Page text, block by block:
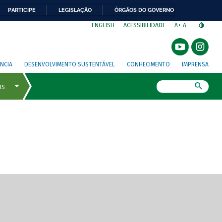
PARTICIPE LEGISLAÇÃO ÓRGÃOS DO GOVERNO
ENGLISH ACESSIBILIDADE A+ A-
DESENVOLVIMENTO SUSTENTÁVEL CONHECIMENTO IMPRENSA
de tela